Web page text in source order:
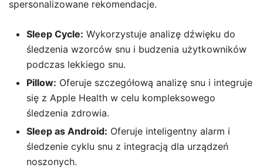
spersonalizowane rekomendacje.
Sleep Cycle: Wykorzystuje analizę dźwięku do
śledzenia wzorców snu i budzenia użytkowników
podczas lekkiego snu.
Pillow: Oferuje szczegółową analizę snu i integruje
się z Apple Health w celu kompleksowego
śledzenia zdrowia.
Sleep as Android: Oferuje inteligentny alarm i
śledzenie cyklu snu z integracją dla urządzeń
noszonych.